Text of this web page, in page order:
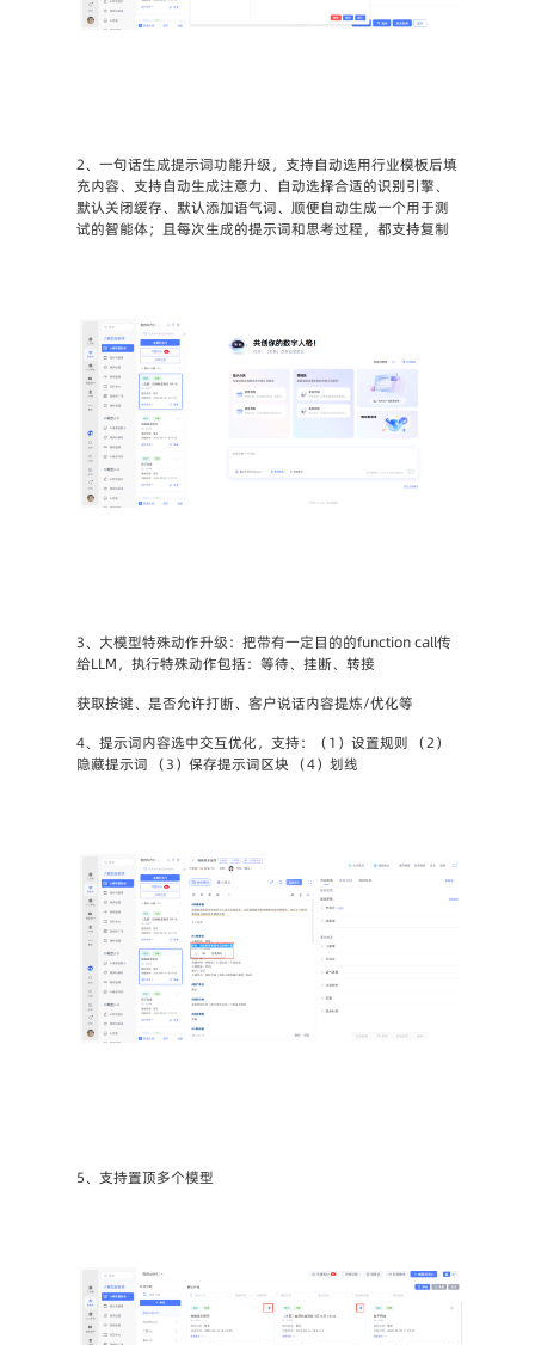
2、一句话生成提示词功能升级，支持自动选用行业模板后填
充内容、支持自动生成注意力、自动选择合适的识别引擎、
默认关闭缓存、默认添加语气词、顺便自动生成一个用于测
试的智能体；且每次生成的提示词和思考过程，都支持复制
3、大模型特殊动作升级：把带有一定目的的function call传
给LLM，执行特殊动作包括：等待、挂断、转接
获取按键、是否允许打断、客户说话内容提炼/优化等
4、提示词内容选中交互优化，支持：（1）设置规则 （2）
隐藏提示词 （3）保存提示词区块 （4）划线
5、支持置顶多个模型